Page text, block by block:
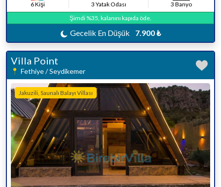
6 Kişi 3 Yatak Odası
3 Banyo
Şimdi %35, kalanını kapıda öde.
Gecelik En Düşük 7.900 ₺
Villa Point
Fethiye / Seydikemer
Jakuzili, Saunalı Balayı Villası